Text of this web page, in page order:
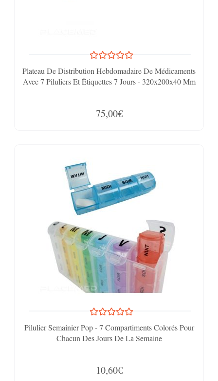
Plateau De Distribution Hebdomadaire De Médicaments
Avec 7 Piluliers Et Étiquettes 7 Jours - 320x200x40 Mm
75,00€
Pilulier Semainier Pop - 7 Compartiments Colorés Pour
Chacun Des Jours De La Semaine
10,60€